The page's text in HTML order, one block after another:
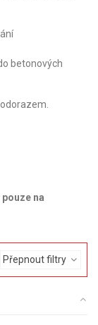
betonových
pouze na
Přepnout filtry